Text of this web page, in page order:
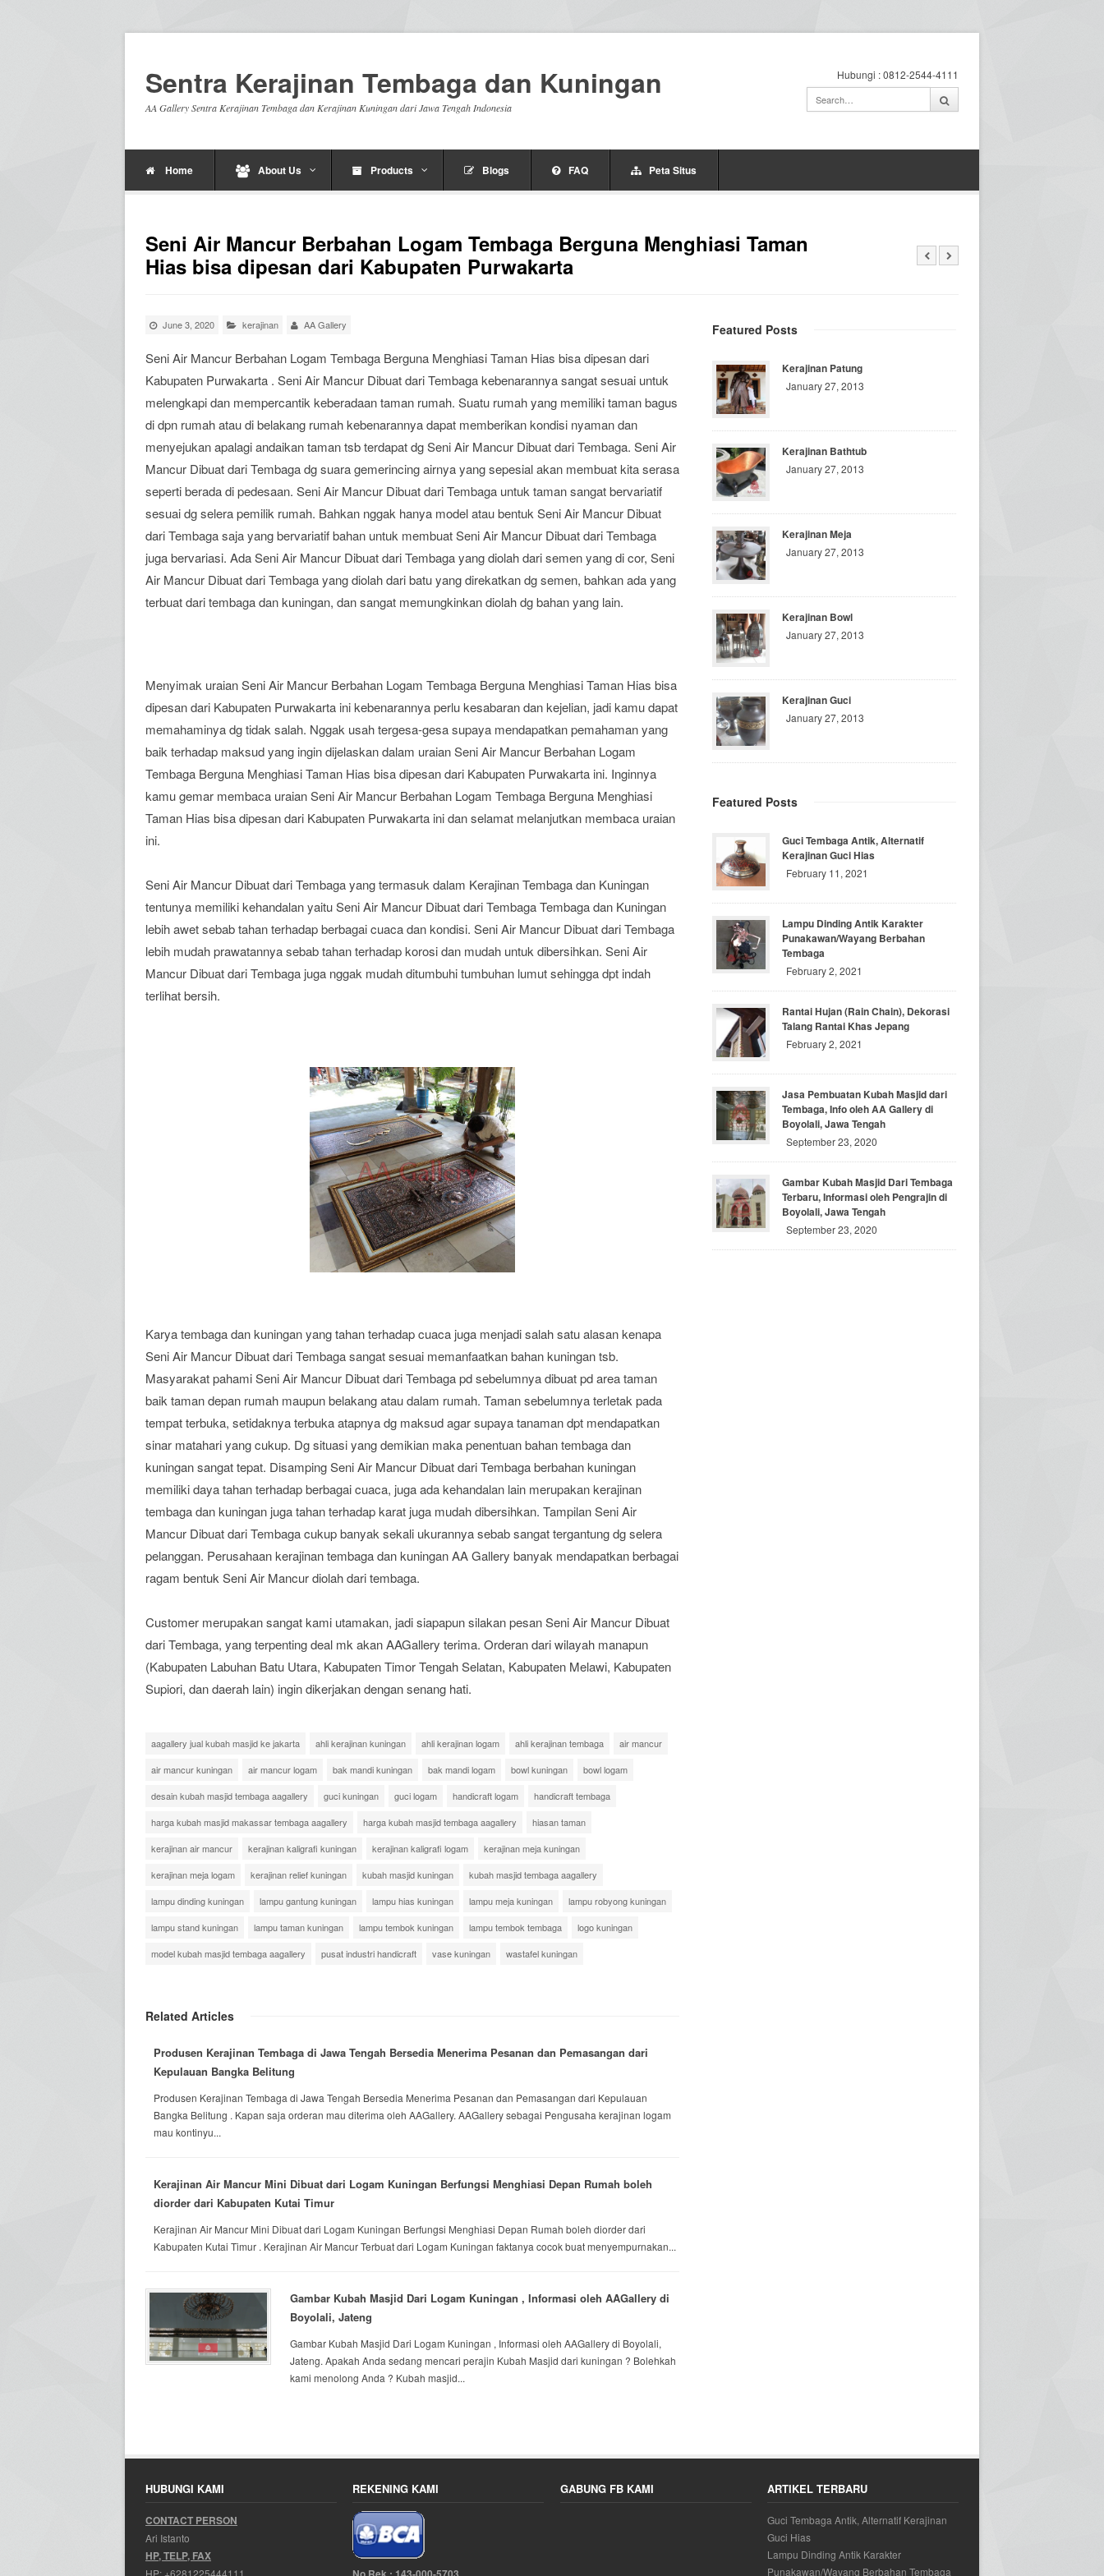
Sentra Kerajinan Tembaga dan Kuningan
AA Gallery Sentra Kerajinan Tembaga dan Kerajinan Kuningan dari Jawa Tengah Indonesia
Hubungi : 0812-2544-4111
Home About Us Products Blogs FAQ Peta Situs
Seni Air Mancur Berbahan Logam Tembaga Berguna Menghiasi Taman
Hias bisa dipesan dari Kabupaten Purwakarta
June 3, 2020 kerajinan AA Gallery
Seni Air Mancur Berbahan Logam Tembaga Berguna Menghiasi Taman Hias bisa dipesan dari
Kabupaten Purwakarta . Seni Air Mancur Dibuat dari Tembaga kebenarannya sangat sesuai untuk
melengkapi dan mempercantik keberadaan taman rumah. Suatu rumah yang memiliki taman bagus
di dpn rumah atau di belakang rumah kebenarannya dapat memberikan kondisi nyaman dan
menyejukan apalagi andaikan taman tsb terdapat dg Seni Air Mancur Dibuat dari Tembaga. Seni Air
Mancur Dibuat dari Tembaga dg suara gemerincing airnya yang sepesial akan membuat kita serasa
seperti berada di pedesaan. Seni Air Mancur Dibuat dari Tembaga untuk taman sangat bervariatif
sesuai dg selera pemilik rumah. Bahkan nggak hanya model atau bentuk Seni Air Mancur Dibuat
dari Tembaga saja yang bervariatif bahan untuk membuat Seni Air Mancur Dibuat dari Tembaga
juga bervariasi. Ada Seni Air Mancur Dibuat dari Tembaga yang diolah dari semen yang di cor, Seni
Air Mancur Dibuat dari Tembaga yang diolah dari batu yang direkatkan dg semen, bahkan ada yang
terbuat dari tembaga dan kuningan, dan sangat memungkinkan diolah dg bahan yang lain.
Menyimak uraian Seni Air Mancur Berbahan Logam Tembaga Berguna Menghiasi Taman Hias bisa
dipesan dari Kabupaten Purwakarta ini kebenarannya perlu kesabaran dan kejelian, jadi kamu dapat
memahaminya dg tidak salah. Nggak usah tergesa-gesa supaya mendapatkan pemahaman yang
baik terhadap maksud yang ingin dijelaskan dalam uraian Seni Air Mancur Berbahan Logam
Tembaga Berguna Menghiasi Taman Hias bisa dipesan dari Kabupaten Purwakarta ini. Inginnya
kamu gemar membaca uraian Seni Air Mancur Berbahan Logam Tembaga Berguna Menghiasi
Taman Hias bisa dipesan dari Kabupaten Purwakarta ini dan selamat melanjutkan membaca uraian
ini.
Seni Air Mancur Dibuat dari Tembaga yang termasuk dalam Kerajinan Tembaga dan Kuningan
tentunya memiliki kehandalan yaitu Seni Air Mancur Dibuat dari Tembaga Tembaga dan Kuningan
lebih awet sebab tahan terhadap berbagai cuaca dan kondisi. Seni Air Mancur Dibuat dari Tembaga
lebih mudah prawatannya sebab tahan terhadap korosi dan mudah untuk dibersihkan. Seni Air
Mancur Dibuat dari Tembaga juga nggak mudah ditumbuhi tumbuhan lumut sehingga dpt indah
terlihat bersih.
Karya tembaga dan kuningan yang tahan terhadap cuaca juga menjadi salah satu alasan kenapa
Seni Air Mancur Dibuat dari Tembaga sangat sesuai memanfaatkan bahan kuningan tsb.
Masyarakat pahami Seni Air Mancur Dibuat dari Tembaga pd sebelumnya dibuat pd area taman
baik taman depan rumah maupun belakang atau dalam rumah. Taman sebelumnya terletak pada
tempat terbuka, setidaknya terbuka atapnya dg maksud agar supaya tanaman dpt mendapatkan
sinar matahari yang cukup. Dg situasi yang demikian maka penentuan bahan tembaga dan
kuningan sangat tepat. Disamping Seni Air Mancur Dibuat dari Tembaga berbahan kuningan
memiliki daya tahan terhadap berbagai cuaca, juga ada kehandalan lain merupakan kerajinan
tembaga dan kuningan juga tahan terhadap karat juga mudah dibersihkan. Tampilan Seni Air
Mancur Dibuat dari Tembaga cukup banyak sekali ukurannya sebab sangat tergantung dg selera
pelanggan. Perusahaan kerajinan tembaga dan kuningan AA Gallery banyak mendapatkan berbagai
ragam bentuk Seni Air Mancur diolah dari tembaga.
Customer merupakan sangat kami utamakan, jadi siapapun silakan pesan Seni Air Mancur Dibuat
dari Tembaga, yang terpenting deal mk akan AAGallery terima. Orderan dari wilayah manapun
(Kabupaten Labuhan Batu Utara, Kabupaten Timor Tengah Selatan, Kabupaten Melawi, Kabupaten
Supiori, dan daerah lain) ingin dikerjakan dengan senang hati.
aagallery jual kubah masjid ke jakarta ahli kerajinan kuningan ahli kerajinan logam ahli kerajinan tembaga
air mancur
air mancur kuningan
air mancur logam bak mandi kuningan bak mandi logam bowl kuningan
bowl logam
desain kubah masjid tembaga aagallery
guci kuningan guci logam handicraft logam
handicraft tembaga
harga kubah masjid makassar tembaga aagallery
harga kubah masjid tembaga aagallery
hiasan taman
kerajinan air mancur
kerajinan kaligrafi kuningan kerajinan kaligrafi logam
kerajinan meja kuningan
kerajinan meja logam
kerajinan relief kuningan kubah masjid kuningan
kubah masjid tembaga aagallery
lampu dinding kuningan
lampu gantung kuningan lampu hias kuningan lampu meja kuningan
lampu robyong kuningan
lampu stand kuningan
lampu taman kuningan lampu tembok kuningan lampu tembok tembaga
logo kuningan
model kubah masjid tembaga aagallery
pusat industri handicraft vase kuningan wastafel kuningan
Related Articles
Produsen Kerajinan Tembaga di Jawa Tengah Bersedia Menerima Pesanan dan Pemasangan dari
Kepulauan Bangka Belitung
Produsen Kerajinan Tembaga di Jawa Tengah Bersedia Menerima Pesanan dan Pemasangan dari Kepulauan
Bangka Belitung . Kapan saja orderan mau diterima oleh AAGallery. AAGallery sebagai Pengusaha kerajinan logam
mau kontinyu...
Kerajinan Air Mancur Mini Dibuat dari Logam Kuningan Berfungsi Menghiasi Depan Rumah boleh
diorder dari Kabupaten Kutai Timur
Kerajinan Air Mancur Mini Dibuat dari Logam Kuningan Berfungsi Menghiasi Depan Rumah boleh diorder dari
Kabupaten Kutai Timur . Kerajinan Air Mancur Terbuat dari Logam Kuningan faktanya cocok buat menyempurnakan...
Gambar Kubah Masjid Dari Logam Kuningan , Informasi oleh AAGallery di
Boyolali, Jateng
Gambar Kubah Masjid Dari Logam Kuningan , Informasi oleh AAGallery di Boyolali,
Jateng. Apakah Anda sedang mencari perajin Kubah Masjid dari kuningan ? Bolehkah
kami menolong Anda ? Kubah masjid...
Featured Posts
Kerajinan Patung
January 27, 2013
Kerajinan Bathtub
January 27, 2013
Kerajinan Meja
January 27, 2013
Kerajinan Bowl
January 27, 2013
Kerajinan Guci
January 27, 2013
Featured Posts
Guci Tembaga Antik, Alternatif
Kerajinan Guci Hias
February 11, 2021
Lampu Dinding Antik Karakter
Punakawan/Wayang Berbahan
Tembaga
February 2, 2021
Rantai Hujan (Rain Chain), Dekorasi
Talang Rantai Khas Jepang
February 2, 2021
Jasa Pembuatan Kubah Masjid dari
Tembaga, Info oleh AA Gallery di
Boyolali, Jawa Tengah
September 23, 2020
Gambar Kubah Masjid Dari Tembaga
Terbaru, Informasi oleh Pengrajin di
Boyolali, Jawa Tengah
September 23, 2020
HUBUNGI KAMI
CONTACT PERSON
Ari Istanto
HP, TELP, FAX
HP: +6281225444111
REKENING KAMI GABUNG FB KAMI ARTIKEL TERBARU
Guci Tembaga Antik, Alternatif Kerajinan
Guci Hias
Lampu Dinding Antik Karakter
Punakawan/Wayang Berbahan Tembaga